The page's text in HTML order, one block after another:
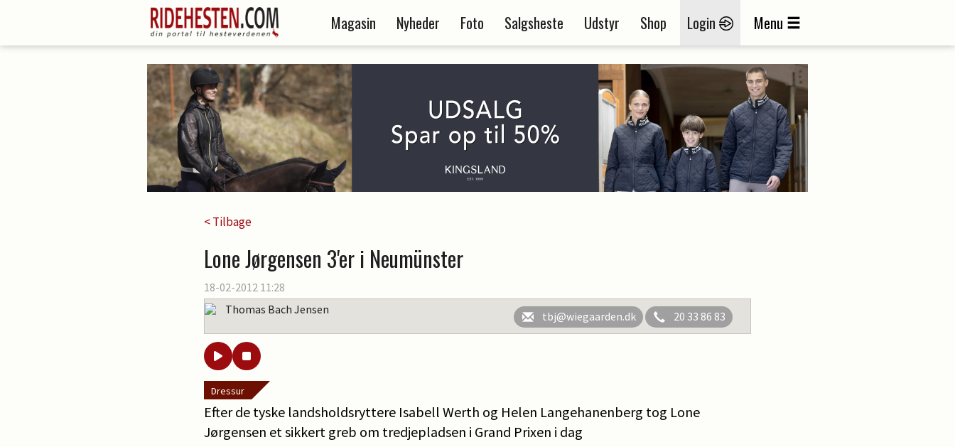
Magasin Nyheder Foto Salgsheste Udstyr Shop Login Menu
< Tilbage
Lone Jørgensen 3'er i Neumünster
18-02-2012 11:28
Thomas Bach Jensen
tbj@wiegaarden.dk 20 33 86 83
Dressur
Efter de tyske landsholdsryttere Isabell Werth og Helen Langehanenberg tog Lone
Jørgensen et sikkert greb om tredjepladsen i Grand Prixen i dag